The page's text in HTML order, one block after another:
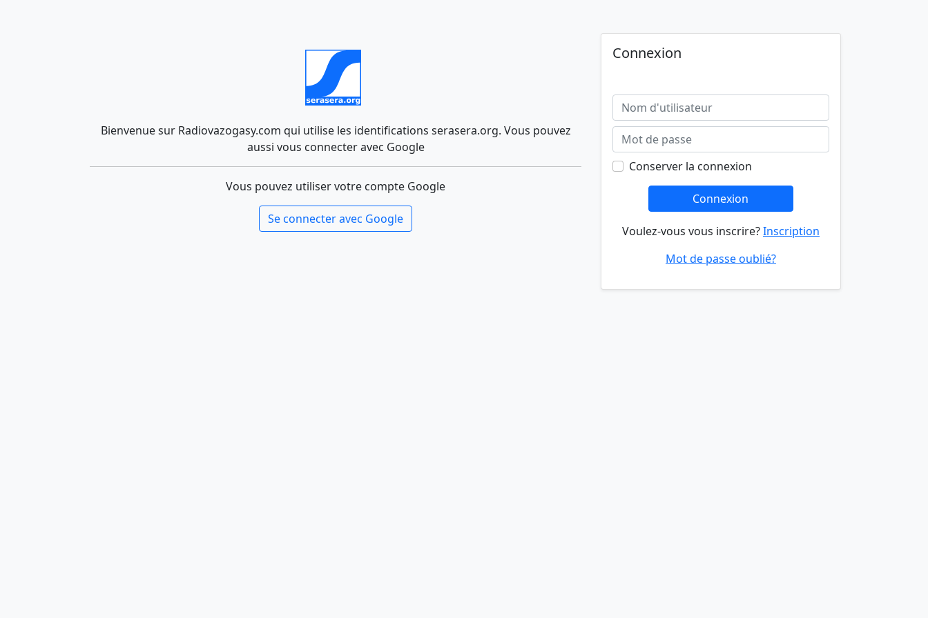
Bienvenue sur Radiovazogasy.com qui utilise les identifications serasera.org. Vous pouvez
aussi vous connecter avec Google
Vous pouvez utiliser votre compte Google
Se connecter avec Google
Connexion
Conserver la connexion
Connexion
Voulez-vous vous inscrire?Inscription
Mot de passe oublié?